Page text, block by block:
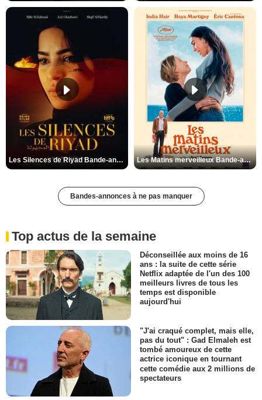
Les Silences de Riyad Bande-annonce VO STFR Les Matins merveilleux Bande-annonce VF
Bandes-annonces à ne pas manquer
Top actus de la semaine
Déconseillée aux moins de 16
ans : la suite de cette série
Netflix adaptée de l'un des 100
meilleurs livres de tous les
temps est disponible
aujourd'hui
"J'ai craqué complet, mais elle,
pas du tout" : Gad Elmaleh est
tombé amoureux de cette
actrice iconique en tournant
cette comédie aux 2 millions de
spectateurs